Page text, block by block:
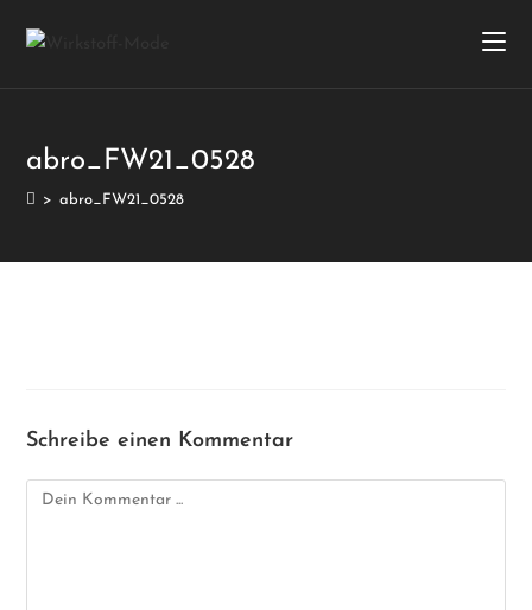
abro_FW21_0528
> abro_FW21_0528
Schreibe einen Kommentar